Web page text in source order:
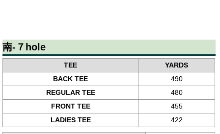
南-７hole
TEE
YARDS
BACK TEE
490
REGULAR TEE
480
FRONT TEE
455
LADIES TEE
422